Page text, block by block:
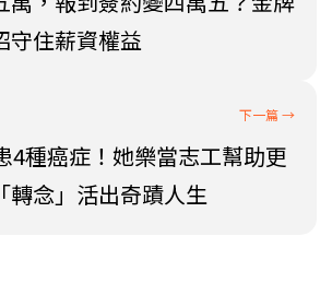
守住薪資權益
4種癌症！她樂當志工幫助更
轉念」活出奇蹟人生